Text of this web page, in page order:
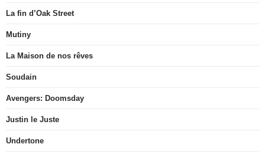
La fin d’Oak Street
Mutiny
La Maison de nos rêves
Soudain
Avengers: Doomsday
Justin le Juste
Undertone